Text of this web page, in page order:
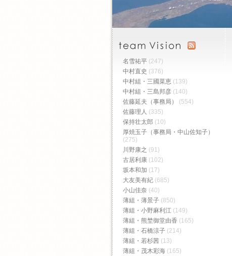
名雪祐平 (247)
中村直史 (376)
中村組・三國菜恵 (139)
中村組・三島邦彦 (140)
佐藤延夫（事務局）
(554)
佐藤理人 (335)
保持壮太郎 (10)
厚焼玉子（事務局・中山佐知子）
(275)
川野康之 (91)
古居利康 (102)
坂本和加 (17)
大友美有紀 (685)
小山佳奈 (40)
薄組・薄景子 (850)
薄組・小野麻利江 (149)
薄組・熊埜御堂由香 (165)
薄組・石橋涼子 (214)
薄組・若杉茜 (13)
薄組・茂木彩海 (165)